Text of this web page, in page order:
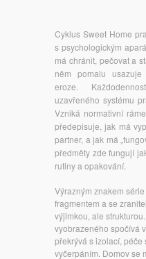
Cyklus Sweet Home
s psychologickým
má chránit, pečovat a
něm pomalu
eroze.
uzavřeného systému
Vzniká normativní
předepisuje, jak má
partner, a jak má
předměty zde fungují
rutiny a opakování.
Výrazným znakem
fragmentem a se
výjimkou, ale
vyobrazeného spočívá
překrývá s izolací,
vyčerpáním. Domov se